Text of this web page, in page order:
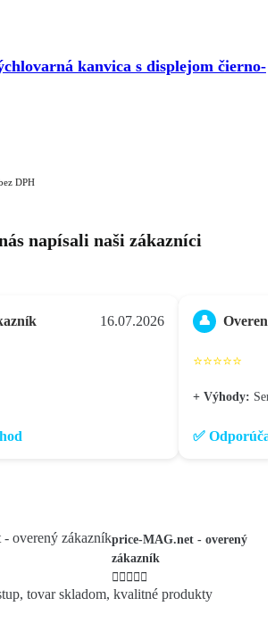
kanvica s displejom čierno-
DPH
napísali naši zákazníci
16.07.2026 👤
⭐⭐⭐⭐⭐
+ Výhody:
✅ Odporúča
price-MAG.net - overený
zákazník
    
tovar skladom, kvalitné produkty